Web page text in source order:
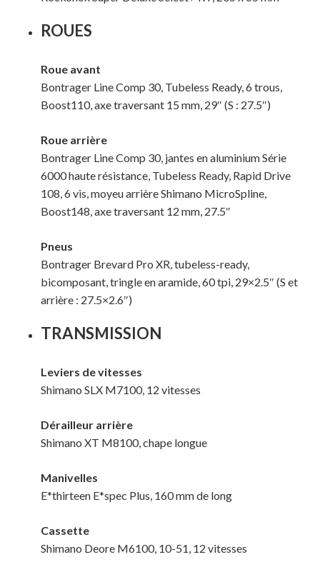
ROUES
Roue avant
Bontrager Line Comp 30, Tubeless Ready, 6 trous,
Boost110, axe traversant 15 mm, 29″ (S : 27.5″)
Roue arrière
Bontrager Line Comp 30, jantes en aluminium Série
6000 haute résistance, Tubeless Ready, Rapid Drive
108, 6 vis, moyeu arrière Shimano MicroSpline,
Boost148, axe traversant 12 mm, 27.5″
Pneus
Bontrager Brevard Pro XR, tubeless-ready,
bicomposant, tringle en aramide, 60 tpi, 29×2.5″ (S et
arrière : 27.5×2.6″)
TRANSMISSION
Leviers de vitesses
Shimano SLX M7100, 12 vitesses
Dérailleur arrière
Shimano XT M8100, chape longue
Manivelles
E*thirteen E*spec Plus, 160 mm de long
Cassette
Shimano Deore M6100, 10-51, 12 vitesses